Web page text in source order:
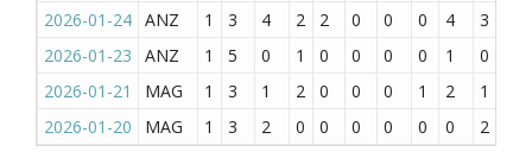
2026-01-24 ANZ 1 3 4 2 2 0 0 0 4 3
2026-01-23
ANZ 1 5 0 1 0 0 0 0 1 0
2026-01-21
MAG 1 3 1 2 0 0 0 1 2 1
2026-01-20
MAG 1 3 2 0 0 0 0 0 0 2